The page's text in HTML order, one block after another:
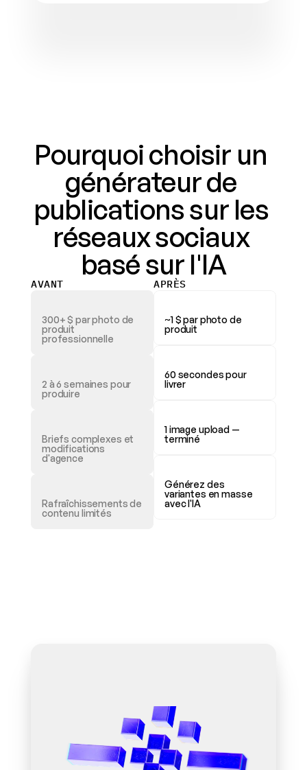
Pourquoi choisir un
générateur de
publications sur les
réseaux sociaux
basé sur l'IA
AVANT
300+ $ par photo de
produit
professionnelle
2 à 6 semaines pour
produire
Briefs complexes et
modifications
d'agence
Rafraîchissements de
contenu limités
APRÈS
~1 $ par photo de
produit
60 secondes pour
livrer
1 image upload —
terminé
Générez des
variantes en masse
avec l'IA